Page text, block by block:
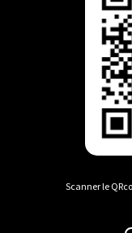
Scanner le